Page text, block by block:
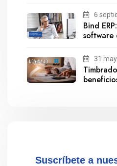
6
Bind
software
31
Suscríbete a